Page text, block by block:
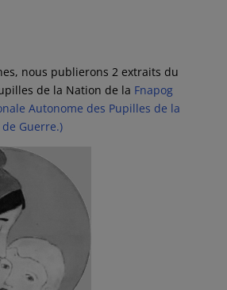
t
r
nous publierons 2 extraits du
de la Nation de la Fnapog
Autonome des Pupilles de la
Guerre.)